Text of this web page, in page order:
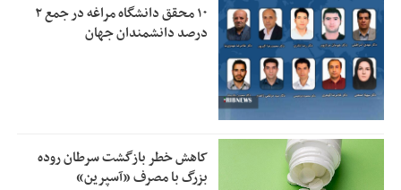
۱۰ محقق دانشگاه مراغه در جمع ۲
درصد دانشمندان جهان
کاهش خطر بازگشت سرطان روده
بزرگ با مصرف «آسپرین»